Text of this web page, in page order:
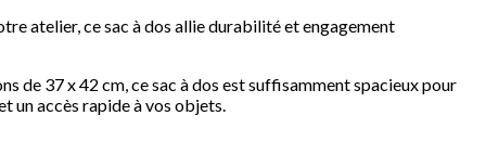
atelier, ce sac à dos allie durabilité et engagement
de 37 x 42 cm, ce sac à dos est suffisamment spacieux pour
un accès rapide à vos objets.